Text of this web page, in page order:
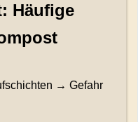
Häufige
→ Gefahr